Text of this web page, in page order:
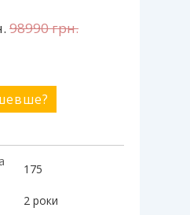
98990грн.
175
2 роки